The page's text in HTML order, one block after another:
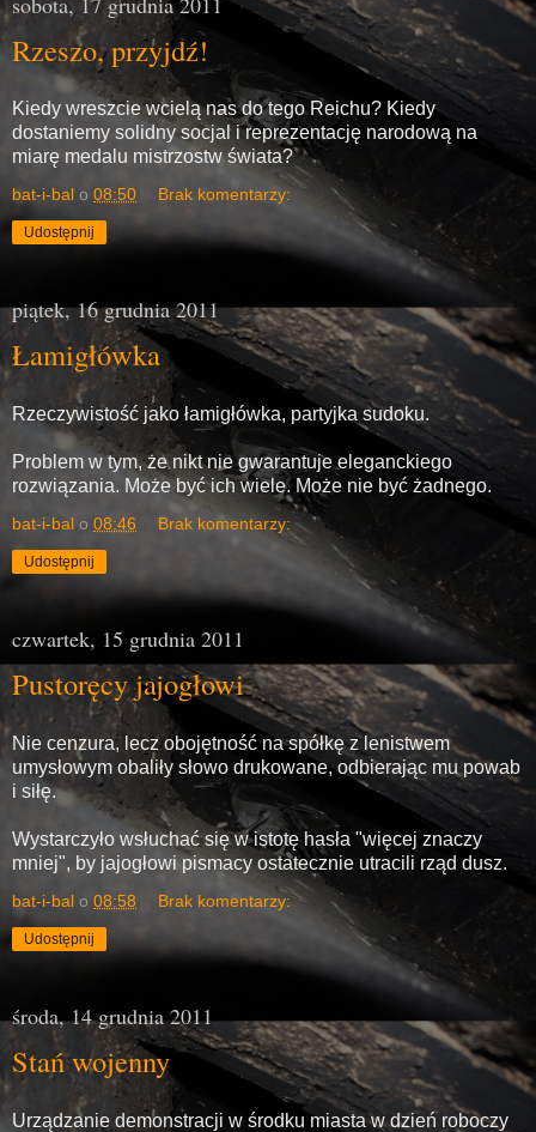
Rzeszo, przyjdź!
Kiedy wreszcie wcielą nas do tego Reichu? Kiedy
dostaniemy solidny socjal i reprezentację narodową na
miarę medalu mistrzostw świata?
bat-i-bal o 08:50 Brak komentarzy:
Udostępnij
piątek, 16 grudnia 2011
Łamigłówka
Rzeczywistość jako łamigłówka, partyjka sudoku.
Problem w tym, że nikt nie gwarantuje eleganckiego
rozwiązania. Może być ich wiele. Może nie być żadnego.
bat-i-bal o 08:46 Brak komentarzy:
Udostępnij
czwartek, 15 grudnia 2011
Pustoręcy jajogłowi
Nie cenzura, lecz obojętność na spółkę z lenistwem
umysłowym obaliły słowo drukowane, odbierając mu powab
i siłę.
Wystarczyło wsłuchać się w istotę hasła "więcej znaczy
mniej", by jajogłowi pismacy ostatecznie utracili rząd dusz.
bat-i-bal o 08:58 Brak komentarzy:
Udostępnij
środa, 14 grudnia 2011
Stań wojenny
Urządzanie demonstracji w środku miasta w dzień roboczy